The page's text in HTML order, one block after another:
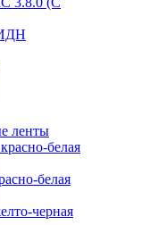
ленты
белая
белая
черная